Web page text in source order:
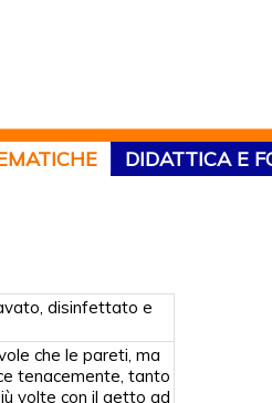
DIDATTICA E
disinfettato e
che le pareti, ma
tenacemente, tanto
volte con il getto ad